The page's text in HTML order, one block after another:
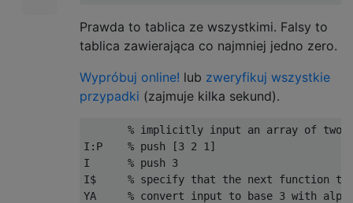
Prawda to tablica ze wszystkimi. Falsy to
tablica zawierająca co najmniej jedno zero.
Wypróbuj online! lub zweryfikuj wszystkie
przypadki (zajmuje kilka sekund).
% implicitly input an array of two
I:P    % push [3 2 1]
I      % push 3
I$     % specify that the next function
YA     % convert input to base 3 with